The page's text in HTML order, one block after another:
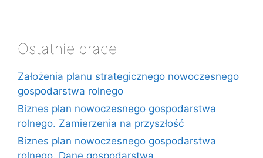
Ostatnie prace
Założenia planu strategicznego nowoczesnego
gospodarstwa rolnego
Biznes plan nowoczesnego gospodarstwa
rolnego. Zamierzenia na przyszłość
Biznes plan nowoczesnego gospodarstwa
rolnego. Dane gospodarstwa